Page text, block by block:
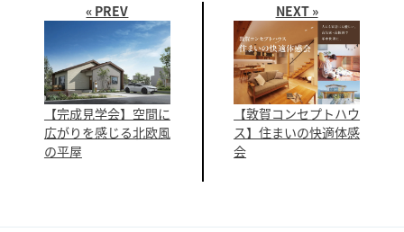
« PREV
【完成見学会】空間に
広がりを感じる北欧風
の平屋
NEXT »
【敦賀コンセプトハウ
ス】住まいの快適体感
会